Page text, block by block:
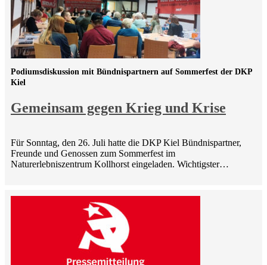
Gemeinsam gegen Krieg und Krise
Podiumsdiskussion mit Bündnispartnern auf Sommerfest der DKP
Kiel
Für Sonntag, den 26. Juli hatte die DKP Kiel Bündnispartner,
Freunde und Genossen zum Sommerfest im
Naturerlebniszentrum Kollhorst eingeladen. Wichtigster…